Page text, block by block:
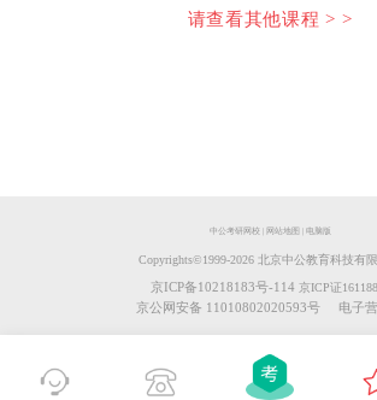
请查看其他课程 > >
中公考研网校| 网站地图 | 电脑版
Copyrights©️1999-2026北京中公教育科技有限
京ICP备10218183号-114 京ICP证
京公网安备 11010802020593号 电子